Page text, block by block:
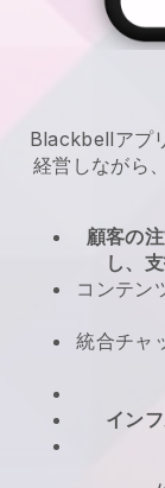
Blackbellアプ
経営しながら
顧客の
し、
コンテン
統合チャ
イン